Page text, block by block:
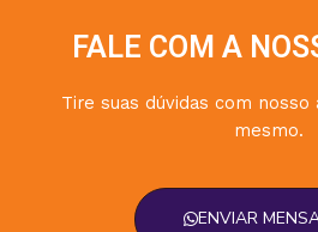
FALE COM A
Tire suas dúvidas com
mesmo.
ENVIAR